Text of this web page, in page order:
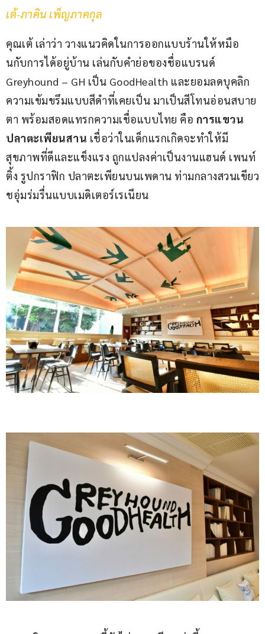
เต้-ภาคิน เพ็ญภาคกุล
คุณเต้ เล่าว่า วางแนวคิดในการออกแบบร้านให้หมือ
นกับการได้อยู่บ้าน เล่นกับคำย่อของชื่อแบรนด์
Greyhound – GH เป็น GoodHealth และยอมลดบุคลิก
ความเข้มขรึมแบบสีดำที่เคยเป็น มาเป็นสีโทนอ่อนสบาย
ตา พร้อมสอดแทรกความเชื่อแบบไทย คือ การแขวน
ปลาตะเพียนสาน เชื่อว่าในเด็กแรกเกิดจะทำให้มี
สุขภาพที่ดีและแข็งแรง ถูกแปลงค่าเป็นงานแฮนด์ เพนท์
ติ้ง รูปกราฟิก ปลาตะเพียนบนเพดาน ท่ามกลางสวนเขียว
ชอุ่มร่มรื่นแบบเมดิเตอร์เรเนียน